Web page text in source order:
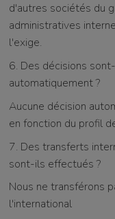
d'autres sociétés du
administratives
l'exige.
6. Des décisions
automatiquement ?
Aucune décision
en fonction du profil
7. Des transferts
sont-ils effectués ?
Nous ne transférons
l'international